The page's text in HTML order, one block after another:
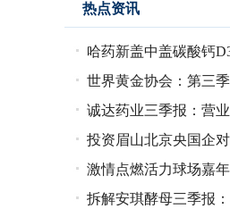
热点资讯
哈药新盖中盖碳酸钙
负”良方
世界黄金协会：第三
刷新历史纪录
诚达药业三季报：营
创新药开辟新增长点
投资眉山北京央国企
激情点燃活力球场嘉
拆解安琪酵母三季报